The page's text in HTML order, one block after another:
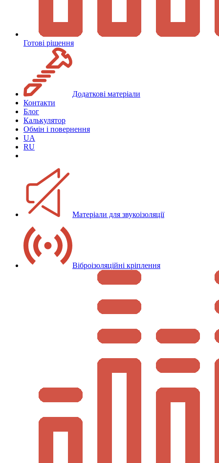
Готові рішення
Додаткові матеріали
Контакти
Блог
Калькулятор
Обмін і повернення
UA
RU
Матеріали для звукоізоляції
Віброізоляційні кріплення